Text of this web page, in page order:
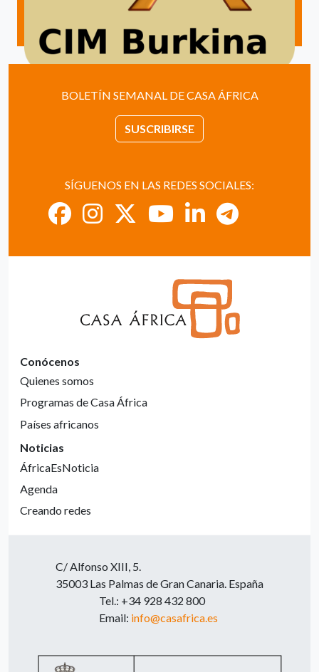
BOLETÍN SEMANAL DE CASA ÁFRICA
SUSCRIBIRSE
SÍGUENOS EN LAS REDES SOCIALES:
Conócenos
Quienes somos
Programas de Casa África
Países africanos
Noticias
ÁfricaEsNoticia
Agenda
Creando redes
C/ Alfonso XIII, 5.
35003 Las Palmas de Gran Canaria. España
Tel.: +34 928 432 800
Email: info@casafrica.es